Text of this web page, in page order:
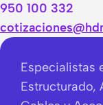
950 100 332
Especialistas
Estructurado,